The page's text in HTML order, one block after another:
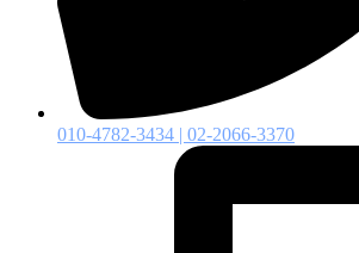
010-4782-3434 | 02-2066-3370